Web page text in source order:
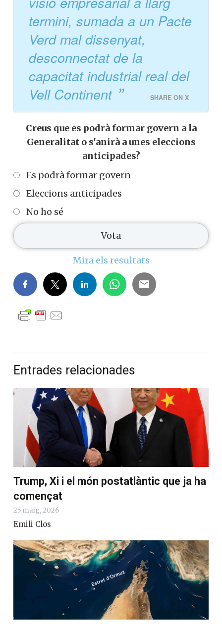
termini, sumada a un Pacte
Verd mal dissenyat,
desconnectat de la
capacitat industrial real del
Vell Continent
SHARE ON X
Creus que es podrà formar govern a la
Generalitat o s'anirà a unes eleccions
anticipades?
Es podrà formar govern
Eleccions anticipades
No ho sé
Mira els resultats
Entrades relacionades
Trump, Xi i el món postatlàntic que ja ha
començat
25 maig, 2026
Emili Clos